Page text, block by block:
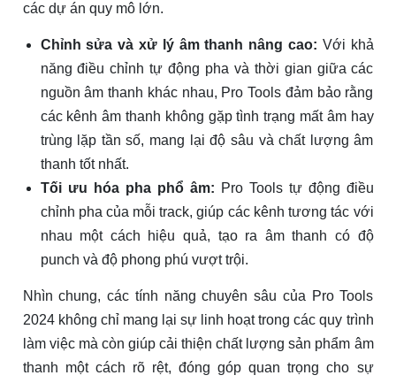
các dự án quy mô lớn.
Chỉnh sửa và xử lý âm thanh nâng cao: Với khả
năng điều chỉnh tự động pha và thời gian giữa các
nguồn âm thanh khác nhau, Pro Tools đảm bảo rằng
các kênh âm thanh không gặp tình trạng mất âm hay
trùng lặp tần số, mang lại độ sâu và chất lượng âm
thanh tốt nhất.
Tối ưu hóa pha phổ âm: Pro Tools tự động điều
chỉnh pha của mỗi track, giúp các kênh tương tác với
nhau một cách hiệu quả, tạo ra âm thanh có độ
punch và độ phong phú vượt trội.
Nhìn chung, các tính năng chuyên sâu của Pro Tools
2024 không chỉ mang lại sự linh hoạt trong các quy trình
làm việc mà còn giúp cải thiện chất lượng sản phẩm âm
thanh một cách rõ rệt, đóng góp quan trọng cho sự